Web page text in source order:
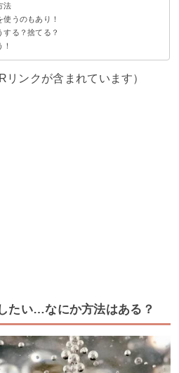
やす
保存する
分けにする
の口に差し込む
法
はあまり傾けない
うのもあり！
ャップDaily Plus DH2706
キャップ
る？捨てる？
リンクが含まれています）
たい…なにか方法はある？